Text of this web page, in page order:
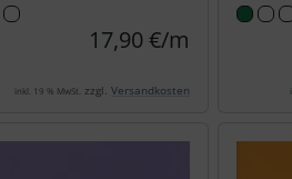
17,90 €/m
inkl. 19 % MwSt. zzgl. Versandkosten